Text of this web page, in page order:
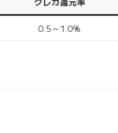
0.5～1.0％